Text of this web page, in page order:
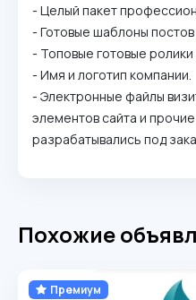
- Целый пакет
- Готовые шаблоны
- Топовые готовые
- Имя и логотип компании.
- Электронные файлы
элементов сайта и
разрабатывались под
Похожие
Премиум